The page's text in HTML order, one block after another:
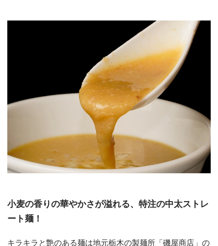
小麦の香りの華やかさが溢れる、特注の中太ストレ
ート麺！
キラキラと艶のある麺は地元栃木の製麺所「磯屋商店」の